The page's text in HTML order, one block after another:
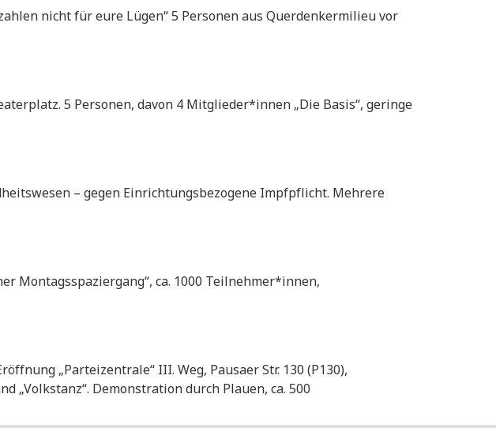
nicht für eure Lügen“ 5 Personen aus Querdenkermilieu vor
5 Personen, davon 4 Mitglieder*innen „Die Basis“, geringe
– gegen Einrichtungsbezogene Impfpflicht. Mehrere
Montagsspaziergang“, ca. 1000 Teilnehmer*innen,
„Parteizentrale“ III. Weg, Pausaer Str. 130 (P130),
Demonstration durch Plauen, ca. 500